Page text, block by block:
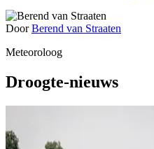
DoorBerend van Straaten
Meteoroloog
Droogte-nieuws